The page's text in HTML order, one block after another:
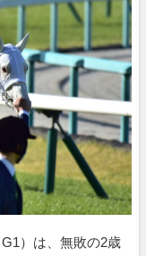
G1）は、無敗の2歳